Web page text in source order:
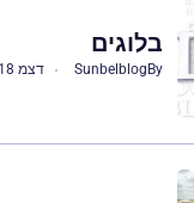
בלוגים
By
Sunbelblog דצמ 18, 2014